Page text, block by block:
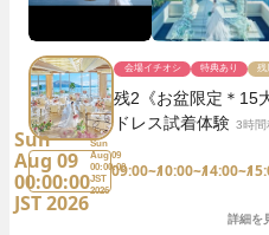
会場イチオシ 特典あり 残
残2《お盆限定＊15
ドレス試着体験 3時間
Sun
Aug 09
00:00:00
JST 2026
Sun
Aug 09
00:00:00
JST
2026
09:00~10:00~14:00~
詳細を